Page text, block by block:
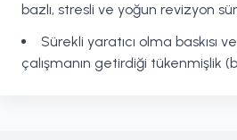
bazlı, stresli ve yoğun revizyon
Sürekli yaratıcı olma baskısı
çalışmanın getirdiği tükenmişlik